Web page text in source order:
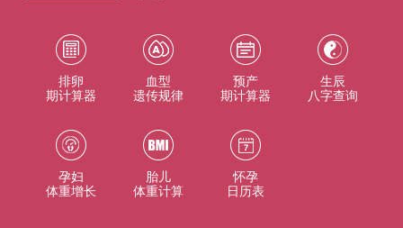
排卵
期计算器
血型
遗传规律
预产
期计算器
生辰
八字查询
孕妇
体重增长
胎儿
体重计算
怀孕
日历表